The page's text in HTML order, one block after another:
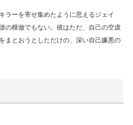
ラーを寄せ集めたように思えるジェイ
の模倣でもない。彼はただ、自己の空虚
まとおうとしただけの、深い自己嫌悪の